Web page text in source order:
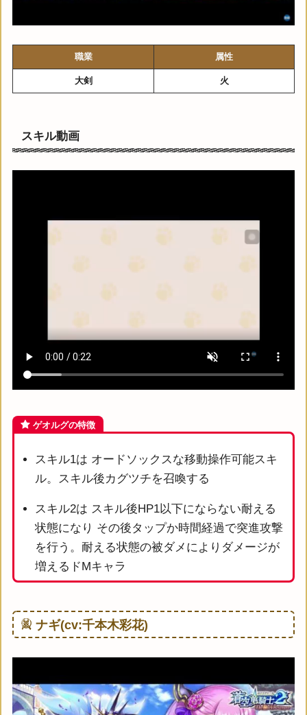
職業 属性
大剣 火
スキル動画
ゲオルグの特徴
スキル1は オードソックスな移動操作可能スキ
ル。スキル後カグツチを召喚する
スキル2は スキル後HP1以下にならない耐える
状態になり その後タップか時間経過で突進攻撃
を行う。耐える状態の被ダメによりダメージが
増えるドMキャラ
ナギ(cv:千本木彩花)